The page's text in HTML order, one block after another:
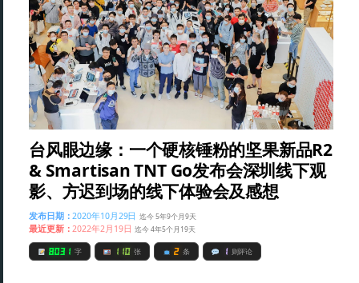
台风眼边缘：一个硬核锤粉的坚果新品R2
& Smartisan TNT Go发布会深圳线下观
影、方迟到场的线下体验会及感想
发布日期：2020年10月29日 迄今 5年9个月9天
最近更新：2022年2月19日 迄今 4年5个月19天
8031 字 110 张 2 条 1 则评论